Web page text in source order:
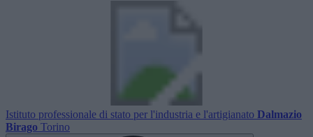
Istituto professionale di stato per l'industria e l'artigianato Dalmazio
Birago Torino